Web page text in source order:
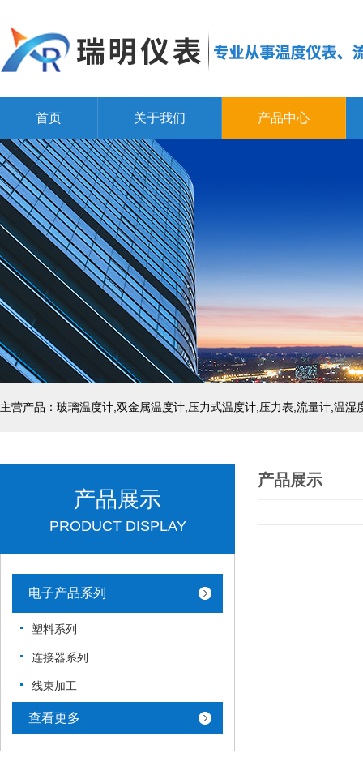
首页 关于我们 产品中心
产品展示
PRODUCT DISPLAY
电子产品系列
塑料系列
连接器系列
线束加工
查看更多
产品展示